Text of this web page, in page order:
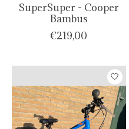
SuperSuper - Cooper
Bambus
€219,00